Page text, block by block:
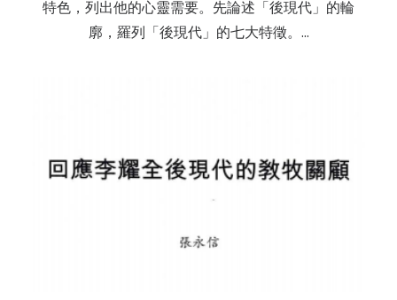
特色，列出他的心靈需要。先論述「後現代」的輪
廓，羅列「後現代」的七大特徵。…